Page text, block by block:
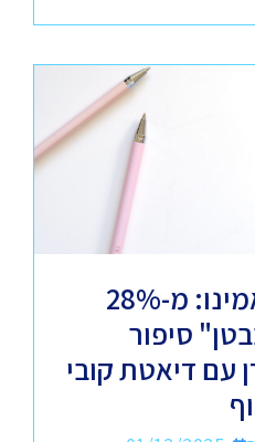
המהפך שלא תאמינו: מ-28%
סיפור
עם דיאטת קובי